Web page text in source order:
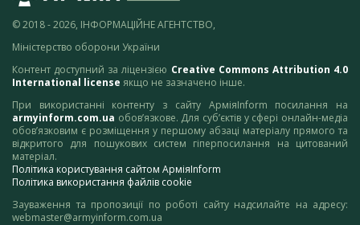
© 2018 - 2026, ІНФОРМАЦІЙНЕ АГЕНТСТВО,
Міністерство оборони України
Контент доступний за ліцензією Creative Commons Attribution 4.0
International license якщо не зазначено інше.
При використанні контенту з сайту АрміяInform посилання на
armyinform.com.ua обов’язкове. Для суб’єктів у сфері онлайн-медіа
обов’язковим є розміщення у першому абзаці матеріалу прямого та
відкритого для пошукових систем гіперпосилання на цитований
матеріал.
Політика користування сайтом АрміяInform
Політика використання файлів cookie
Зауваження та пропозиції по роботі сайту надсилайте на адресу:
webmaster@armyinform.com.ua